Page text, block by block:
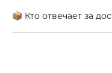
📦 Кто отвечает за